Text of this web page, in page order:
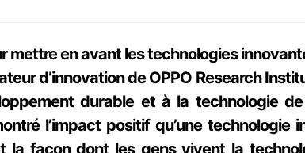
mettre en avant les technologies
d’innovation de OPPO Research
durable et à la technologie
l’impact positif qu’une technologie
la façon dont les gens vivent la